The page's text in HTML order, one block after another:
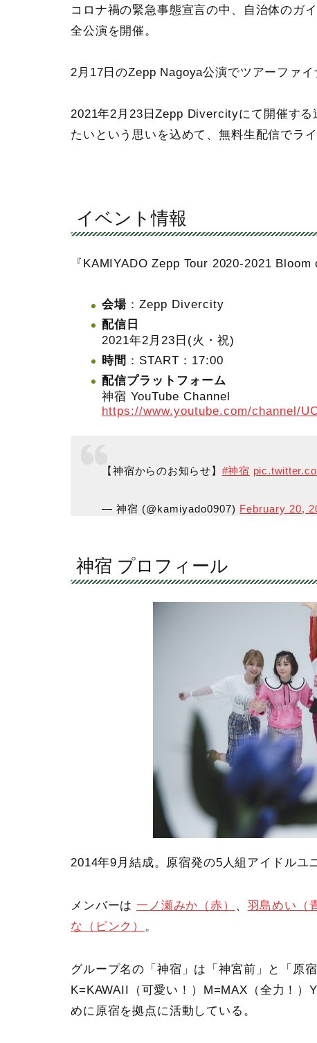
コロナ禍の緊急事態宣言の中、自治体のガ
全公演を開催。
2月17日のZepp Nagoya公演でツアーファイ
2021年2月23日Zepp Divercityにて開催する
たいという思いを込めて、無料生配信でライ
イベント情報
『KAMIYADO Zepp Tour 2020-2021
会場 ：Zepp Divercity
配信日
2021年2月23日(火・祝)
時間 ：START：17:00
配信プラットフォーム
神宿 YouTube Channel
https://www.youtube.com/channel/
【神宿からのお知らせ】 #神宿
— 神宿 (@kamiyado0907) February 20,
神宿 プロフィール
2014年9月結成。原宿発の5人組アイドルユ
メンバーは一ノ瀬みか（赤） 、 羽島めい（
な（ピンク）
。
グループ名の「神宿」は「神宮前」と「原
K=KAWAII（可愛い！）M=MAX（全力！）
めに原宿を拠点に活動している。